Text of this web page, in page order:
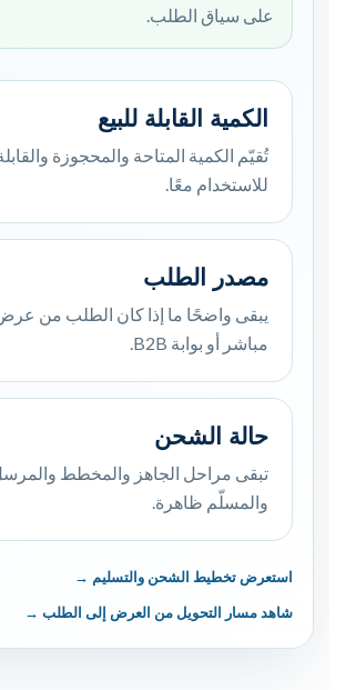
على سياق الطلب.
الكمية القابلة للبيع
تُقيّم الكمية المتاحة والمحجوزة
للاستخدام معًا.
مصدر الطلب
يبقى واضحًا ما إذا كان الطلب من عرض
مباشر أو بوابة B2B.
حالة الشحن
تبقى مراحل الجاهز والمخطط
والمسلّم ظاهرة.
استعرض تخطيط الشحن والتسليم →
شاهد مسار التحويل من العرض إلى الطلب →